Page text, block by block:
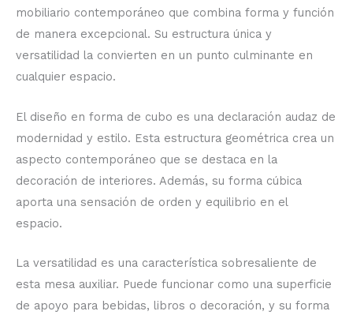
mobiliario contemporáneo que combina forma y función
de manera excepcional. Su estructura única y
versatilidad la convierten en un punto culminante en
cualquier espacio.
El diseño en forma de cubo es una declaración audaz de
modernidad y estilo. Esta estructura geométrica crea un
aspecto contemporáneo que se destaca en la
decoración de interiores. Además, su forma cúbica
aporta una sensación de orden y equilibrio en el
espacio.
La versatilidad es una característica sobresaliente de
esta mesa auxiliar. Puede funcionar como una superficie
de apoyo para bebidas, libros o decoración, y su forma